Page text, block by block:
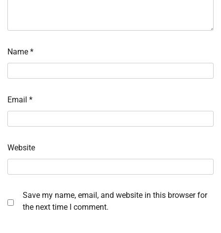
Name *
Email *
Website
Save my name, email, and website in this browser for
the next time I comment.